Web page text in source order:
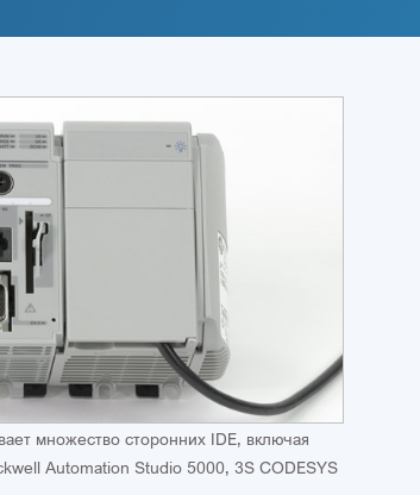
множество сторонних IDE, включая
Automation Studio 5000, 3S CODESYS